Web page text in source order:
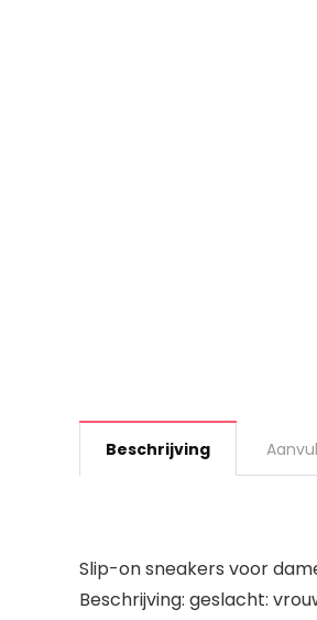
Beschrijving
Slip-on sneakers voor
Beschrijving: geslacht: